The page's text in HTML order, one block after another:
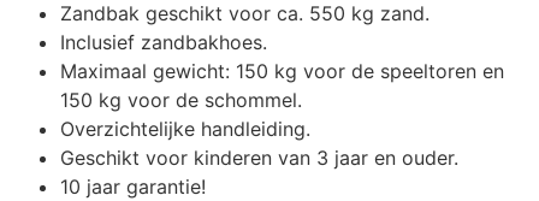
Zandbak geschikt voor ca. 550 kg zand.
Inclusief zandbakhoes.
Maximaal gewicht: 150 kg voor de speeltoren en
150 kg voor de schommel.
Overzichtelijke handleiding.
Geschikt voor kinderen van 3 jaar en ouder.
10 jaar garantie!